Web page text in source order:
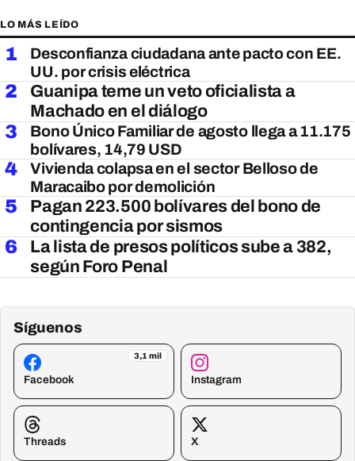
LO MÁS LEÍDO
1
Desconfianza ciudadana ante pacto con EE.
UU. por crisis eléctrica
2
Guanipa teme un veto oficialista a
Machado en el diálogo
3
Bono Único Familiar de agosto llega a 11.175
bolívares, 14,79 USD
4
Vivienda colapsa en el sector Belloso de
Maracaibo por demolición
5
Pagan 223.500 bolívares del bono de
contingencia por sismos
6
La lista de presos políticos sube a 382,
según Foro Penal
Síguenos
3,1 mil
Facebook Instagram
Threads X